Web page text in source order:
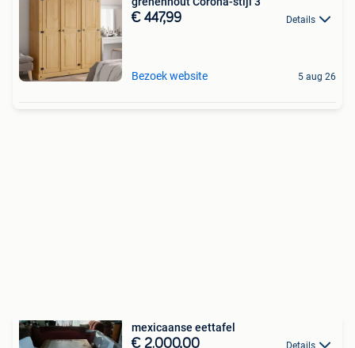
€ 447,99 Details
Bezoek website 5 aug 26
mexicaanse eettafel
€ 2.000,00 Details